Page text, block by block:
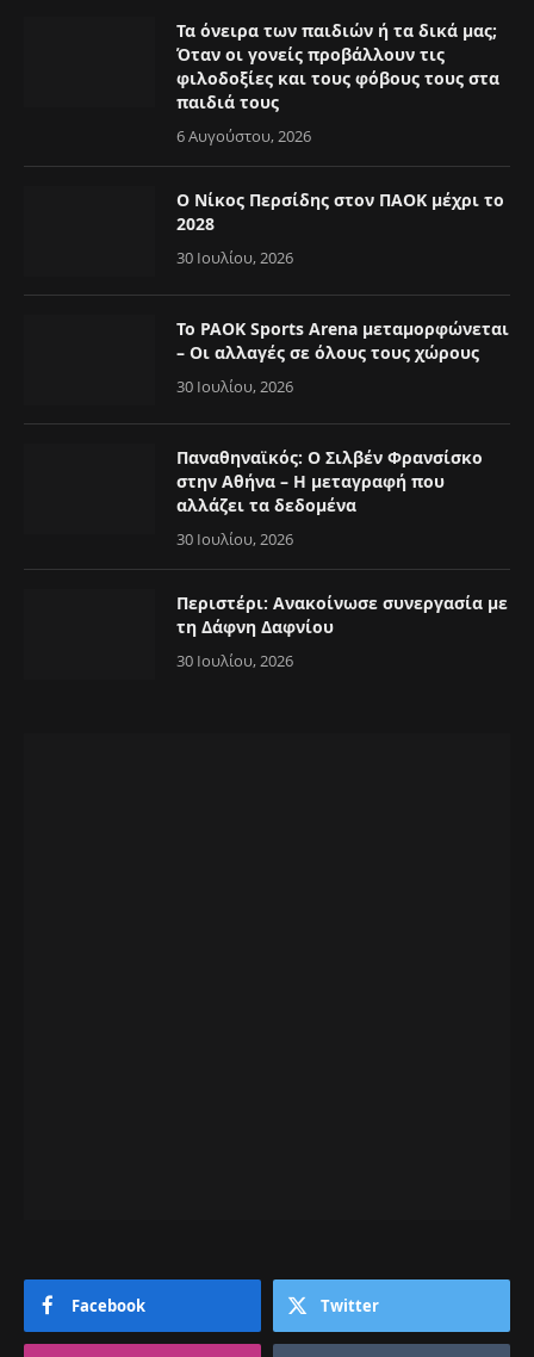
Τα όνειρα των παιδιών ή τα δικά μας;
Όταν οι γονείς προβάλλουν τις
φιλοδοξίες και τους φόβους τους στα
παιδιά τους
6 Αυγούστου, 2026
Ο Νίκος Περσίδης στον ΠΑΟΚ μέχρι το
2028
30 Ιουλίου, 2026
Το PAOK Sports Arena μεταμορφώνεται
– Οι αλλαγές σε όλους τους χώρους
30 Ιουλίου, 2026
Παναθηναϊκός: Ο Σιλβέν Φρανσίσκο
στην Αθήνα – Η μεταγραφή που
αλλάζει τα δεδομένα
30 Ιουλίου, 2026
Περιστέρι: Ανακοίνωσε συνεργασία με
τη Δάφνη Δαφνίου
30 Ιουλίου, 2026
Facebook Twitter